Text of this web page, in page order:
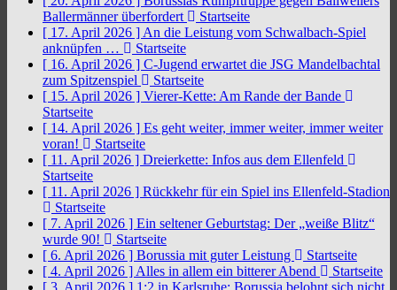
Ballermänner überfordert
Startseite
[ 17. April 2026 ] An die Leistung vom Schwalbach-Spiel
anknüpfen …
Startseite
[ 16. April 2026 ] C-Jugend erwartet die JSG Mandelbachtal
zum Spitzenspiel
Startseite
[ 15. April 2026 ] Vierer-Kette: Am Rande der Bande
Startseite
[ 14. April 2026 ] Es geht weiter, immer weiter, immer weiter
voran!
Startseite
[ 11. April 2026 ] Dreierkette: Infos aus dem Ellenfeld
Startseite
[ 11. April 2026 ] Rückkehr für ein Spiel ins Ellenfeld-Stadion
Startseite
[ 7. April 2026 ] Ein seltener Geburtstag: Der „weiße Blitz“
wurde 90!
Startseite
[ 6. April 2026 ] Borussia mit guter Leistung
Startseite
[ 4. April 2026 ] Alles in allem ein bitterer Abend
Startseite
[ 3. April 2026 ] 1:2 in Karlsruhe: Borussia belohnt sich nicht